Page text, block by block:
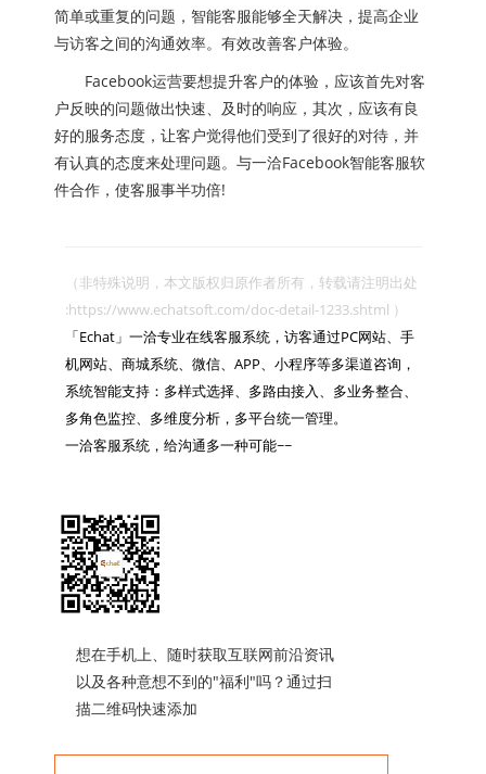
简单或重复的问题，智能客服能够全天解决，提高企业
与访客之间的沟通效率。有效改善客户体验。
Facebook运营要想提升客户的体验，应该首先对客
户反映的问题做出快速、及时的响应，其次，应该有良
好的服务态度，让客户觉得他们受到了很好的对待，并
有认真的态度来处理问题。与一洽Facebook智能客服软
件合作，使客服事半功倍!
（非特殊说明，本文版权归原作者所有，转载请注明出处
:https://www.echatsoft.com/doc-detail-1233.shtml ）
「Echat」一洽专业在线客服系统，访客通过PC网站、手
机网站、商城系统、微信、APP、小程序等多渠道咨询，
系统智能支持：多样式选择、多路由接入、多业务整合、
多角色监控、多维度分析，多平台统一管理。
一洽客服系统，给沟通多一种可能~~
想在手机上、随时获取互联网前沿资讯
以及各种意想不到的"福利"吗？通过扫
描二维码快速添加